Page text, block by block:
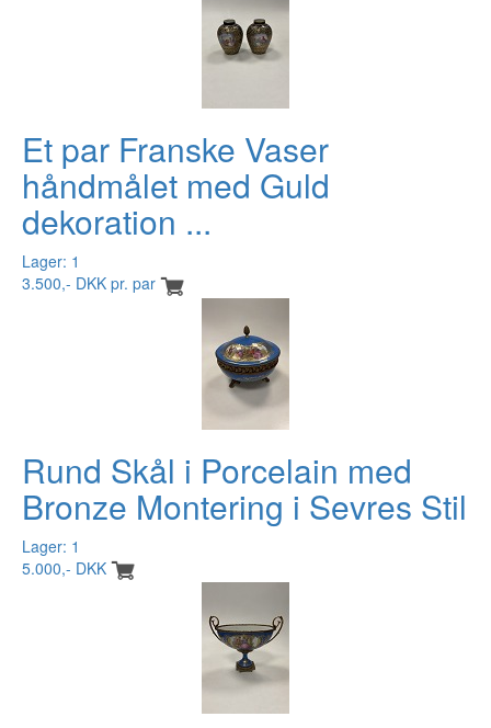
Et par Franske Vaser
håndmålet med Guld
dekoration ...
Lager: 1
3.500,- DKK pr. par
Rund Skål i Porcelain med
Bronze Montering i Sevres Stil
Lager: 1
5.000,- DKK